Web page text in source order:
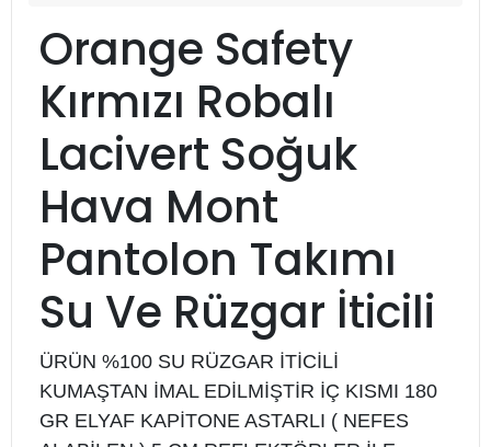
Orange Safety
Kırmızı Robalı
Lacivert Soğuk
Hava Mont
Pantolon Takımı
Su Ve Rüzgar İticili
ÜRÜN %100 SU RÜZGAR İTİCİLİ
KUMAŞTAN İMAL EDİLMİŞTİR İÇ KISMI 180
GR ELYAF KAPİTONE ASTARLI ( NEFES